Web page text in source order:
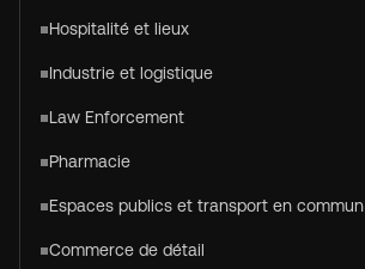
Hospitalité et lieux
Industrie et logistique
Law Enforcement
Pharmacie
Espaces publics et transport en commun
Commerce de détail